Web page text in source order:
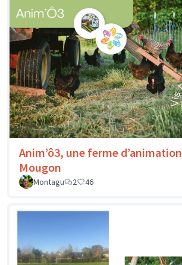
Anim’ô3, une ferme
Mougon
Montagu
2 46